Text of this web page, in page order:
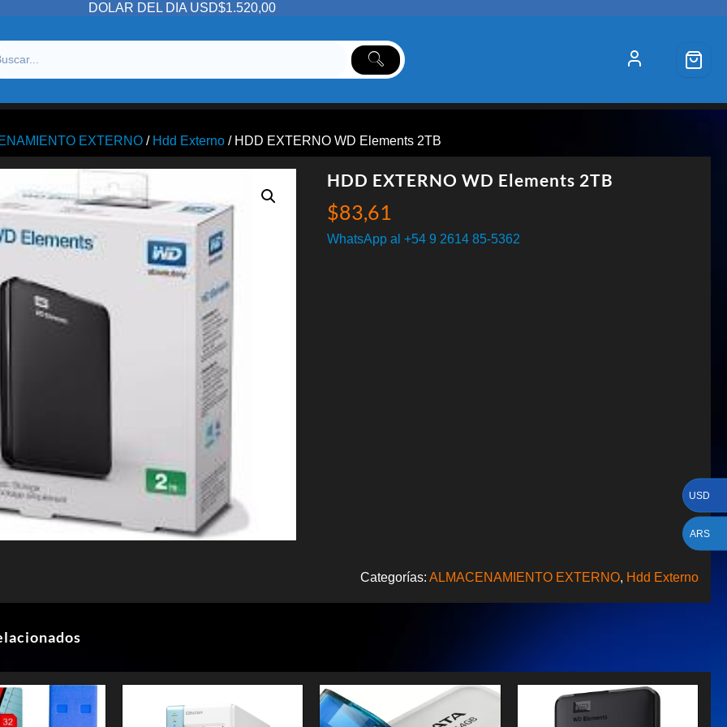
DOLAR DEL DIA USD$1.520,00
EXTERNO / Hdd Externo / HDD EXTERNO WD Elements 2TB
HDD EXTERNO WD Elements 2TB
$83,61
WhatsApp al +54 9 2614 85-5362
Categorías: ALMACENAMIENTO EXTERNO, Hdd Externo
USD
ARS